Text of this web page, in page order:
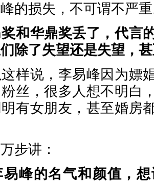
损失，不可谓不严
和华鼎奖丢了，代言
除了失望还是失望，
说，李易峰因为嫖
丝，很多人想不明白
有女朋友，甚至婚房
讲：
易峰的名气和颜值，